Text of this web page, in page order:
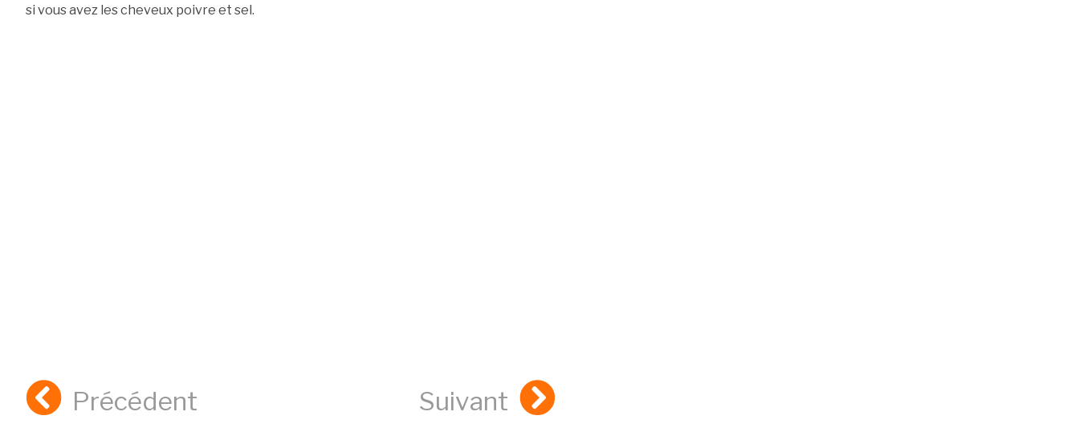
si vous avez les cheveux poivre et sel.
Précédent Suivant